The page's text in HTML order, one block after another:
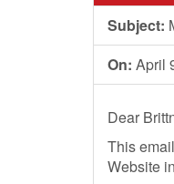
Subject:
On: April
Dear
This
Website